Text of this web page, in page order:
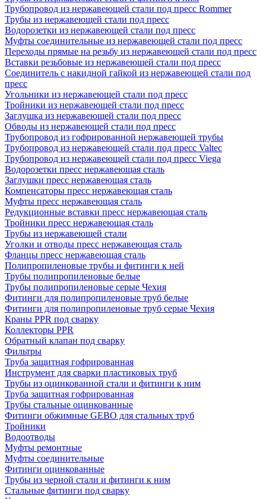
Трубопровод из нержавеющей стали под пресс Rommer
Трубы из нержавеющей стали под пресс
Водорозетки из нержавеющей стали под пресс
Муфты соединительные из нержавеющей стали под пресс
Переходы прямые на резьбу из нержавеющей стали под пресс
Вставки резьбовые из нержавеющей стали под пресс
Соединитель с накидной гайкой из нержавеющей стали под
пресс
Угольники из нержавеющей стали под пресс
Тройники из нержавеющей стали под пресс
Заглушка из нержавеющей стали под пресс
Обводы из нержавеющей стали под пресс
Трубопровод из гофрированной нержавеющей трубы
Трубопровод из нержавеющей стали под пресс Valtec
Трубопровод из нержавеющей стали под пресс Viega
Водорозетки пресс нержавеющая сталь
Заглушки пресс нержавеющая сталь
Компенсаторы пресс нержавеющая сталь
Муфты пресс нержавеющая сталь
Редукционные вставки пресс нержавеющая сталь
Тройники пресс нержавеющая сталь
Трубы из нержавеющей стали
Уголки и отводы пресс нержавеющая сталь
Фланцы пресс нержавеющая сталь
Полипропиленовые трубы и фитинги к ней
Трубы полипропиленовые белые
Трубы полипропиленовые серые Чехия
Фитинги для полипропиленовые труб белые
Фитинги для полипропиленовые труб серые Чехия
Краны PPR под сварку
Коллекторы PPR
Обратный клапан под сварку
Фильтры
Труба защитная гофрированная
Инструмент для сварки пластиковых труб
Трубы из оцинкованной стали и фитинги к ним
Труба защитная гофрированная
Трубы стальные оцинкованные
Фитинги обжимные GEBO для стальных труб
Тройники
Водоотводы
Муфты ремонтные
Муфты соединительные
Фитинги оцинкованные
Трубы из черной стали и фитинги к ним
Стальные фитинги под сварку